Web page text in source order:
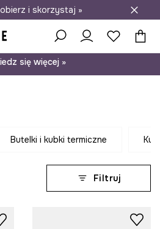
do salonów
i skorzystaj »
się więcej »
butelki i kubki termiczne
Filtruj